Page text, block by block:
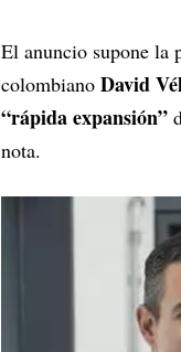
El anuncio supone la
colombiano David
“rápida expansión”
nota.